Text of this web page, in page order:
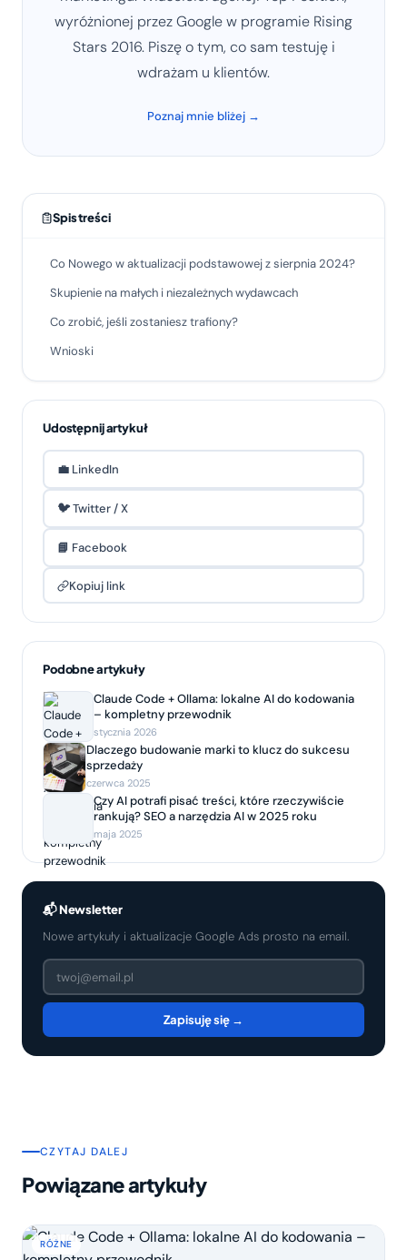
wyróżnionej przez Google w programie Rising
Stars 2016. Piszę o tym, co sam testuję i
wdrażam u klientów.
Poznaj mnie bliżej →
Spis treści
Co Nowego w aktualizacji podstawowej z sierpnia 2024?
Skupienie na małych i niezależnych wydawcach
Co zrobić, jeśli zostaniesz trafiony?
Wnioski
Udostępnij artykuł
💼 LinkedIn
🐦 Twitter / X
📘 Facebook
Kopiuj link
Podobne artykuły
Claude Code + Ollama: lokalne AI do kodowania
– kompletny przewodnik
stycznia 2026
Dlaczego budowanie marki to klucz do sukcesu
sprzedaży
czerwca 2025
Czy AI potrafi pisać treści, które rzeczywiście
rankują? SEO a narzędzia AI w 2025 roku
maja 2025
📬 Newsletter
Nowe artykuły i aktualizacje Google Ads prosto na email.
Zapisuję się →
CZYTAJ DALEJ
Powiązane artykuły
RÓŻNE